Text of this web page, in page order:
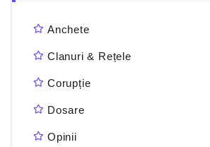
Anchete
Clanuri & Rețele
Corupție
Dosare
Opinii